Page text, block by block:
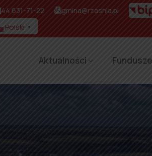
44 631-71-22 gmina@rzasnia.pl
Polski ▼
Aktualności